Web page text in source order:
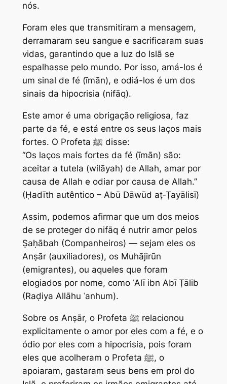
nós.
Foram eles que transmitiram a mensagem,
derramaram seu sangue e sacrificaram suas
vidas, garantindo que a luz do Islã se
espalhasse pelo mundo. Por isso, amá-los é
um sinal de fé (īmān), e odiá-los é um dos
sinais da hipocrisia (nifāq).
Este amor é uma obrigação religiosa, faz
parte da fé, e está entre os seus laços mais
fortes. O Profeta ﷺ disse:
“Os laços mais fortes da fé (īmān) são:
aceitar a tutela (wilāyah) de Allah, amar por
causa de Allah e odiar por causa de Allah.”
(Ḥadīth autêntico – Abū Dāwūd aṭ‑Ṭayālisī)
Assim, podemos afirmar que um dos meios
de se proteger do nifāq é nutrir amor pelos
Ṣaḥābah (Companheiros) — sejam eles os
Anṣār (auxiliadores), os Muhājirūn
(emigrantes), ou aqueles que foram
elogiados por nome, como ʿAlī ibn Abī Ṭālib
(Raḍiya Allāhu ʿanhum).
Sobre os Anṣār, o Profeta ﷺ relacionou
explicitamente o amor por eles com a fé, e o
ódio por eles com a hipocrisia, pois foram
eles que acolheram o Profeta ﷺ, o
apoiaram, gastaram seus bens em prol do